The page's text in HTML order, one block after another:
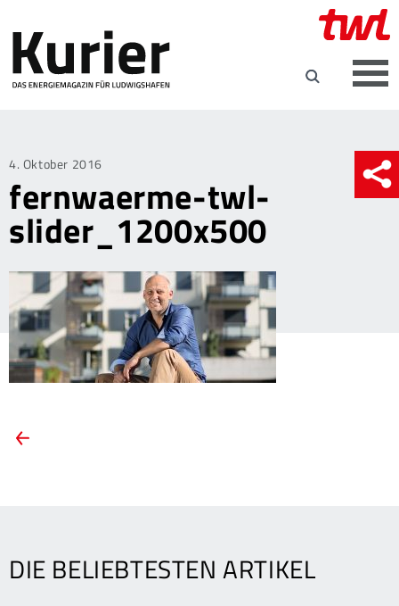
Posted
on
4. Oktober 2016
fernwaerme-twl-
slider_1200x500
ARTIKEL-
TWL
DIE BELIEBTESTEN ARTIKEL